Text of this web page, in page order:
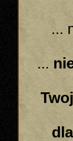
...
...